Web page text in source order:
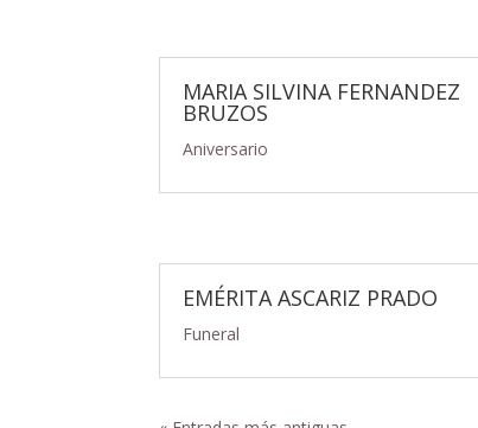
MARIA SILVINA FERNANDEZ
BRUZOS
Aniversario
EMÉRITA ASCARIZ PRADO
Funeral